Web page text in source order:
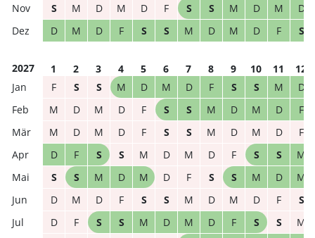
S
M D M D F S S M D M
D
D
M D F S S M D M D F S
2027 1 2 3 4 5 6 7 8 9 10 11
12
F
S S M D M D F S S M
D
M
D M D F S S M D M D
F
M
D M D F S S M D M D
F
D
F S S M D M D F S S
M
S
S M D M D F S S M D
M
D
M D F S S M D M D F
S
D
F S S M D M D F S S
M